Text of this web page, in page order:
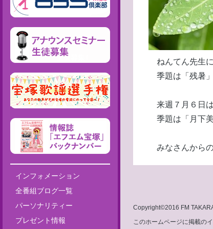
インフォメーション
全番組ブログ一覧
パーソナリティー
プレゼント情報
ねんてん先生に
季題は「残暑」
来週７月６日
季題は「月下美
みなさんから
Copyright©2016 FM
このホームページに掲載の